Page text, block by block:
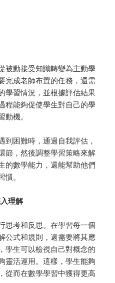
被動接受知識轉變為主動學
完成老師布置的任務，還需
學習情況，並根據評估結果
程能夠促使學生對自己的學
機。
到困難時，通過自我評估，
節，然後調整學習策略來解
的數學能力，還能幫助他們
。
理解
思考和反思。在學習每一個
公式和規則，還需要將其應
學生可以檢視自己對概念的
靈活運用。這樣，學生能夠
從而在數學學習中獲得更高